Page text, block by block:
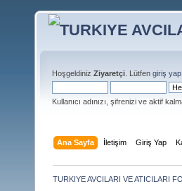
Hoşgeldiniz Ziyaretçi . Lütfen giriş
Kullanıcı adınızı, şifrenizi ve aktif
Ana Sayfa İletişim Giriş Yap
TURKIYE AVCILARI VE ATICILARI